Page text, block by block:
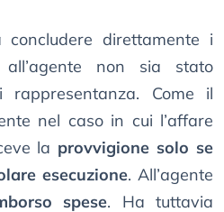
direttamente i
non sia stato
Come il
nel caso in cui l’affare
la provvigione solo se
esecuzione. All’agente
spese. Ha tuttavia